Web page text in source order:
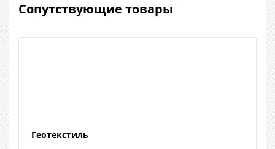
Сопутствующие товары
Геотекстиль